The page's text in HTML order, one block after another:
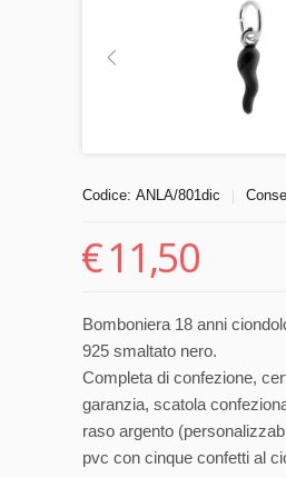
Codice: ANLA/801dic
€11,50
Bomboniera 18 anni
925 smaltato nero.
Completa di confezione,
garanzia, scatola
raso argento
pvc con cinque confetti al